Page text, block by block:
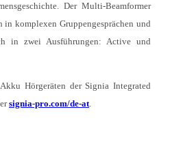
Der Multi-Beamformer
in komplexen Gruppengesprächen und
in zwei Ausführungen: Active und
Hörgeräten der Signia Integrated
signia-pro.com/de-at.